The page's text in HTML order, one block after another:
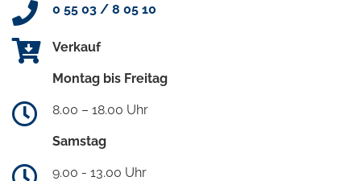
0 55 03 / 8 05 10
Verkauf
Montag bis Freitag
8.00 – 18.00 Uhr
Samstag
9.00 - 13.00 Uhr